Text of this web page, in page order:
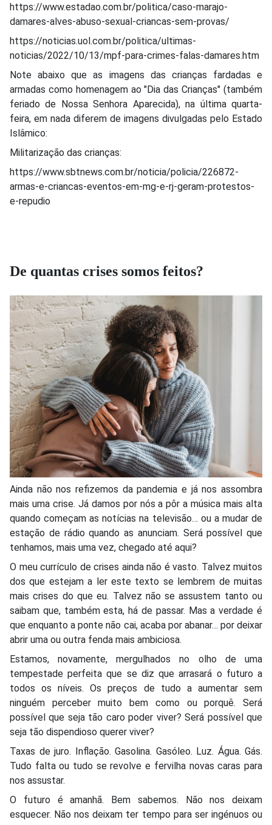
https://www.estadao.com.br/politica/caso-marajo-
damares-alves-abuso-sexual-criancas-sem-provas/
https://noticias.uol.com.br/politica/ultimas-
noticias/2022/10/13/mpf-para-crimes-falas-damares.htm
Note abaixo que as imagens das crianças fardadas e
armadas como homenagem ao "Dia das Crianças" (também
feriado de Nossa Senhora Aparecida), na última quarta-
feira, em nada diferem de imagens divulgadas pelo Estado
Islâmico:
Militarização das crianças:
https://www.sbtnews.com.br/noticia/policia/226872-
armas-e-criancas-eventos-em-mg-e-rj-geram-protestos-
e-repudio
De quantas crises somos feitos?
Ainda não nos refizemos da pandemia e já nos assombra
mais uma crise. Já damos por nós a pôr a música mais alta
quando começam as notícias na televisão… ou a mudar de
estação de rádio quando as anunciam. Será possível que
tenhamos, mais uma vez, chegado até aqui?
O meu currículo de crises ainda não é vasto. Talvez muitos
dos que estejam a ler este texto se lembrem de muitas
mais crises do que eu. Talvez não se assustem tanto ou
saibam que, também esta, há de passar. Mas a verdade é
que enquanto a ponte não cai, acaba por abanar… por deixar
abrir uma ou outra fenda mais ambiciosa.
Estamos, novamente, mergulhados no olho de uma
tempestade perfeita que se diz que arrasará o futuro a
todos os níveis. Os preços de tudo a aumentar sem
ninguém perceber muito bem como ou porquê. Será
possível que seja tão caro poder viver? Será possível que
seja tão dispendioso querer viver?
Taxas de juro. Inflação. Gasolina. Gasóleo. Luz. Água. Gás.
Tudo falta ou tudo se revolve e fervilha novas caras para
nos assustar.
O futuro é amanhã. Bem sabemos. Não nos deixam
esquecer. Não nos deixam ter tempo para ser ingénuos ou